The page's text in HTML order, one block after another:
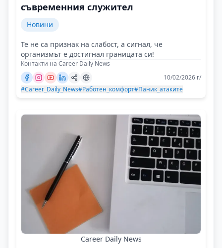
съвременния служител
Новини
Те не са признак на слабост, а сигнал, че
организмът е достигнал границата си!
Контакти на Career Daily News
10/02/2026 г/
#Career_Daily_News#Работен_комфорт#Паник_атаките
Career Daily News